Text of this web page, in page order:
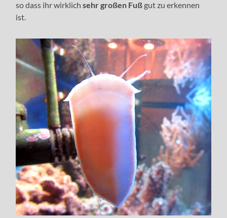
so dass ihr wirklichsehr großen Fuß gut zu erkennen
ist.